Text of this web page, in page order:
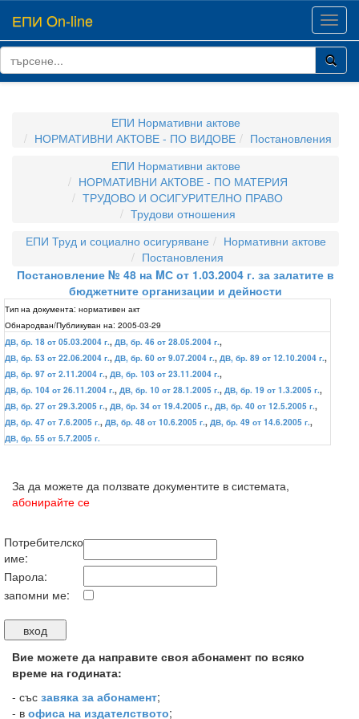
ЕПИ On-line
ЕПИ Нормативни актове
НОРМАТИВНИ АКТОВЕ - ПО ВИДОВЕ
Постановления
ЕПИ Нормативни актове
НОРМАТИВНИ АКТОВЕ - ПО МАТЕРИЯ
ТРУДОВО И ОСИГУРИТЕЛНО ПРАВО
Трудови отношения
ЕПИ Труд и социално осигуряване
Нормативни актове
Постановления
Постановление № 48 на MС от 1.03.2004 г. за залатите в
бюджетните организации и дейности
Тип на документа: нормативен акт
Обнародван/Публикуван на: 2005-03-29
ДВ, бр. 18 от 05.03.2004 г., ДВ, бр. 46 от 28.05.2004 г.,
ДВ, бр. 53 от 22.06.2004 г., ДВ, бр. 60 от 9.07.2004 г., ДВ, бр. 89 от 12.10.2004 г.,
ДВ, бр. 97 от 2.11.2004 г., ДВ, бр. 103 от 23.11.2004 г.,
ДВ, бр. 104 от 26.11.2004 г., ДВ, бр. 10 от 28.1.2005 г., ДВ, бр. 19 от 1.3.2005 г.,
ДВ, бр. 27 от 29.3.2005 г., ДВ, бр. 34 от 19.4.2005 г., ДВ, бр. 40 от 12.5.2005 г.,
ДВ, бр. 47 от 7.6.2005 г., ДВ, бр. 48 от 10.6.2005 г., ДВ, бр. 49 от 14.6.2005 г.,
ДВ, бр. 55 от 5.7.2005 г.
За да можете да ползвате документите в системата,
абонирайте се
Потребителско
име:
Парола:
запомни ме:
Вие можете да направите своя абонамент по всяко
време на годината:
- със завяка за абонамент;
- в офиса на издателството;